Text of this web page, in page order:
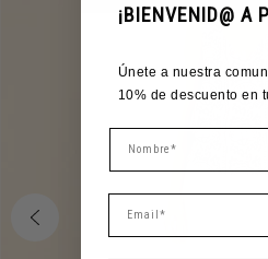
¡BIENVENID@ A
Únete a nuestra
10% de descuento en